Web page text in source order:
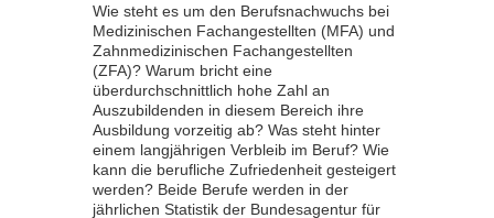
Wie steht es um den Berufsnachwuchs bei
Medizinischen Fachangestellten (MFA) und
Zahnmedizinischen Fachangestellten
(ZFA)? Warum bricht eine
überdurchschnittlich hohe Zahl an
Auszubildenden in diesem Bereich ihre
Ausbildung vorzeitig ab? Was steht hinter
einem langjährigen Verbleib im Beruf? Wie
kann die berufliche Zufriedenheit gesteigert
werden? Beide Berufe werden in der
jährlichen Statistik der Bundesagentur für